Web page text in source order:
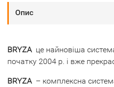
Опис
BRYZA це найновіша
початку 2004 р. і вже
BRYZA – комплексна